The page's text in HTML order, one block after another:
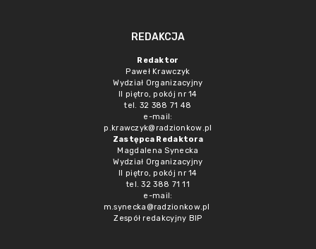
REDAKCJA
Redaktor
Paweł Krawczyk
Wydział Organizacyjny
II piętro, pokój nr 14
tel. 32 388 71 48
e-mail:
p.krawczyk@radzionkow.pl
Zastępca Redaktora
Magdalena Synecka
Wydział Organizacyjny
II piętro, pokój nr 14
tel. 32 388 71 11
e-mail:
m.synecka@radzionkow.pl
Zespół redakcyjny BIP